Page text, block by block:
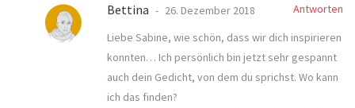
Bettina 26. Dezember 2018
Antworten
Liebe Sabine, wie schön, dass wir dich inspirieren
konnten… Ich persönlich bin jetzt sehr gespannt
auch dein Gedicht, von dem du sprichst. Wo kann
ich das finden?